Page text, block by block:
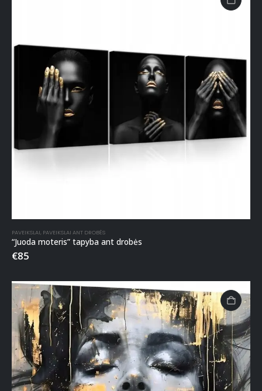
PAVEIKSLAI, PAVEIKSLAI ANT DROBĖS
“Juoda moteris” tapyba ant drobės
€85